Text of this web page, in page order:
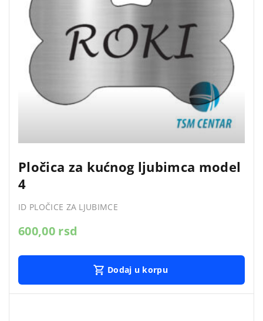
Pločica za kućnog ljubimca model
4
ID PLOČICE ZA LJUBIMCE
600,00 rsd
Dodaj u korpu